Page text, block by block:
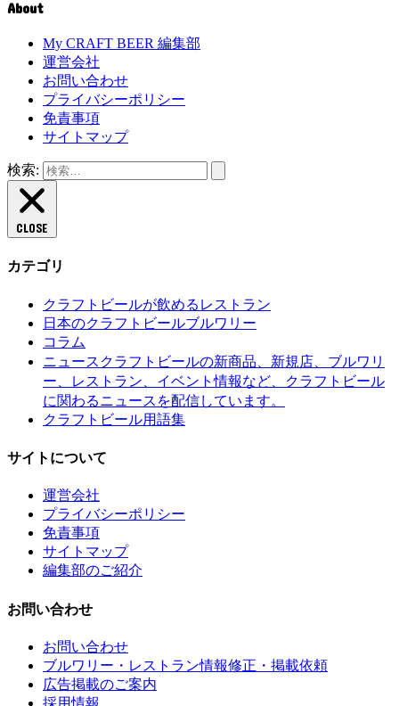
About
My CRAFT BEER 編集部
運営会社
お問い合わせ
プライバシーポリシー
免責事項
サイトマップ
検索:
CLOSE
カテゴリ
クラフトビールが飲めるレストラン
日本のクラフトビールブルワリー
コラム
ニュース クラフトビールの新商品、新規店、ブルワリ
ー、レストラン、イベント情報など、クラフトビール
に関わるニュースを配信しています。
クラフトビール用語集
サイトについて
運営会社
プライバシーポリシー
免責事項
サイトマップ
編集部のご紹介
お問い合わせ
お問い合わせ
ブルワリー・レストラン情報修正・掲載依頼
広告掲載のご案内
採用情報